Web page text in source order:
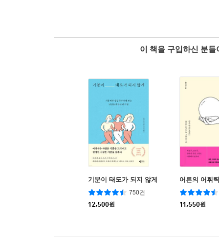
이 책을 구입하신 분
기분이 태도가 되지 않게
750건
12,500원
어른의 어휘력
11,550원